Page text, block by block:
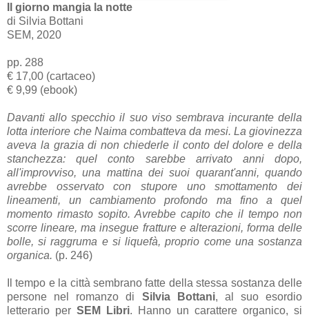
Il giorno mangia la notte
di Silvia Bottani
SEM, 2020
pp. 288
€ 17,00 (cartaceo)
€ 9,99 (ebook)
Davanti allo specchio il suo viso sembrava incurante della
lotta interiore che Naima combatteva da mesi. La giovinezza
aveva la grazia di non chiederle il conto del dolore e della
stanchezza: quel conto sarebbe arrivato anni dopo,
all'improvviso, una mattina dei suoi quarant'anni, quando
avrebbe osservato con stupore uno smottamento dei
lineamenti, un cambiamento profondo ma fino a quel
momento rimasto sopito. Avrebbe capito che il tempo non
scorre lineare, ma insegue fratture e alterazioni, forma delle
bolle, si raggruma e si liquefà, proprio come una sostanza
organica. (p. 246)
Il tempo e la città sembrano fatte della stessa sostanza delle
persone nel romanzo di Silvia Bottani, al suo esordio
letterario per SEM Libri. Hanno un carattere organico, si